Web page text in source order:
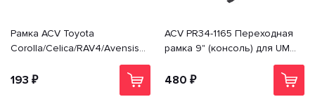
Рамка ACV Toyota
Corolla/Celica/RAV4/Avensis (-
193 ₽
ACV PR34-1165 Переходная
рамка 9" (консоль) для UMS
Sollers Atlant 2022+; MAZ
(МАЗ) esc; JAC SunRay
480 ₽